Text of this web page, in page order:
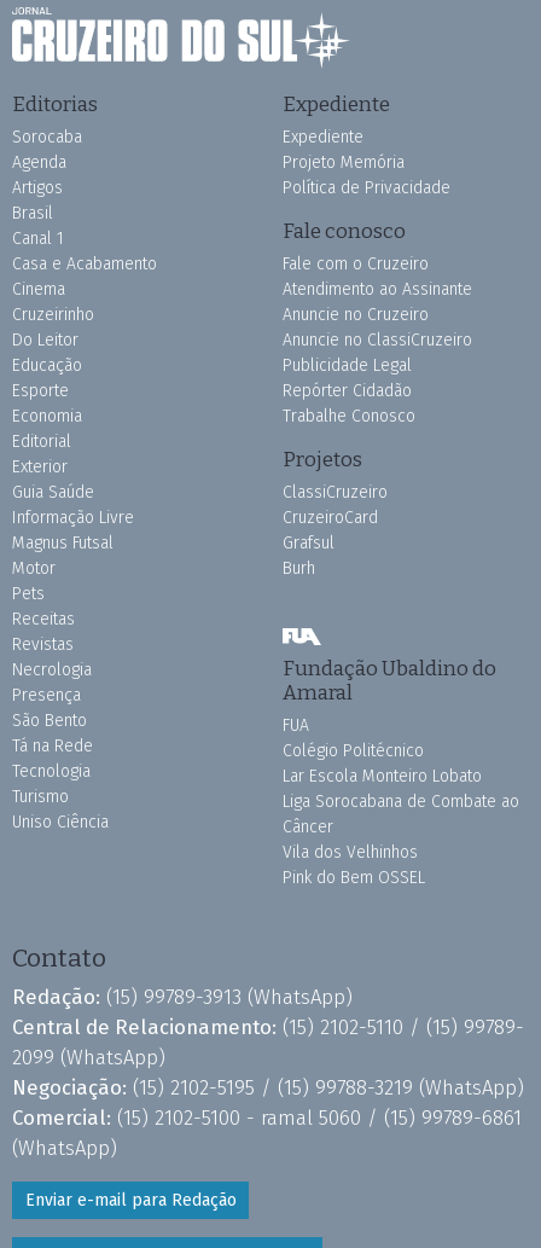
Editorias
Sorocaba
Agenda
Artigos
Brasil
Canal 1
Casa e Acabamento
Cinema
Cruzeirinho
Do Leitor
Educação
Esporte
Economia
Editorial
Exterior
Guia Saúde
Informação Livre
Magnus Futsal
Motor
Pets
Receitas
Revistas
Necrologia
Presença
São Bento
Tá na Rede
Tecnologia
Turismo
Uniso Ciência
Expediente
Expediente
Projeto Memória
Política de Privacidade
Fale conosco
Fale com o Cruzeiro
Atendimento ao Assinante
Anuncie no Cruzeiro
Anuncie no ClassiCruzeiro
Publicidade Legal
Repórter Cidadão
Trabalhe Conosco
Projetos
ClassiCruzeiro
CruzeiroCard
Grafsul
Burh
Fundação Ubaldino do
Amaral
FUA
Colégio Politécnico
Lar Escola Monteiro Lobato
Liga Sorocabana de Combate ao
Câncer
Vila dos Velhinhos
Pink do Bem OSSEL
Contato
Redação: (15) 99789-3913 (WhatsApp)
Central de Relacionamento: (15) 2102-5110 / (15) 99789-
2099 (WhatsApp)
Negociação: (15) 2102-5195 / (15) 99788-3219 (WhatsApp)
Comercial: (15) 2102-5100 - ramal 5060 / (15) 99789-6861
(WhatsApp)
Enviar e-mail para Redação